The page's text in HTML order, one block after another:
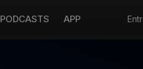
PODCASTS APP